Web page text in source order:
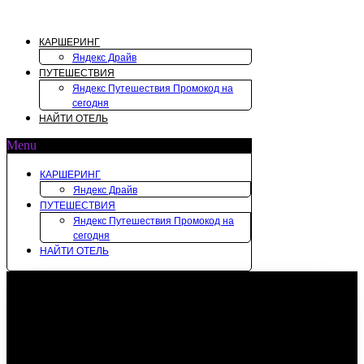
содержимому
КАРШЕРИНГ
Яндекс Драйв
ПУТЕШЕСТВИЯ
Яндекс Путешествия Промокод на
сегодня
НАЙТИ ОТЕЛЬ
Menu
КАРШЕРИНГ
Яндекс Драйв
ПУТЕШЕСТВИЯ
Яндекс Путешествия Промокод на
сегодня
НАЙТИ ОТЕЛЬ